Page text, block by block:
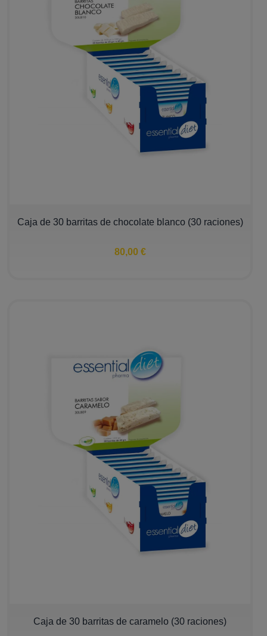
Caja de 30 barritas de chocolate blanco (30 raciones)
80,00 €
Caja de 30 barritas de caramelo (30 raciones)